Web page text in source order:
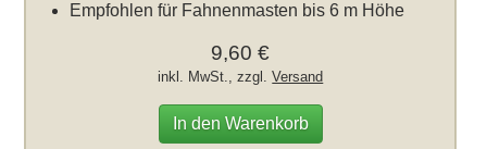
Empfohlen für Fahnenmasten bis 6 m Höhe
9,60 €
inkl. MwSt., zzgl.Versand
In den Warenkorb